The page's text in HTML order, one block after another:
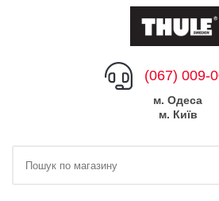
(067) 009-
м. Одеса
м. Київ